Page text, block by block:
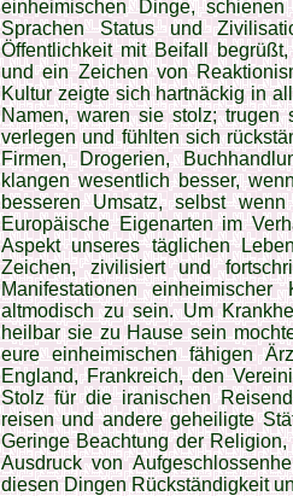
einheimischen Dinge,
Sprachen Status und
Öffentlichkeit mit Beifall
und ein Zeichen von
Kultur zeigte sich hartnäckig in
Namen, waren sie stolz; trugen
verlegen und fühlten sich
Firmen, Drogerien,
klangen wesentlich besser,
besseren Umsatz, selbst
Europäische Eigenarten im
Aspekt unseres täglichen
Zeichen, zivilisiert und
Manifestationen
altmodisch zu sein. Um
heilbar sie zu Hause sein
eure einheimischen fähigen
England, Frankreich, den
Stolz für die iranischen
reisen und andere geheiligte
Geringe Beachtung der
Ausdruck von
diesen Dingen Rückständigkeit